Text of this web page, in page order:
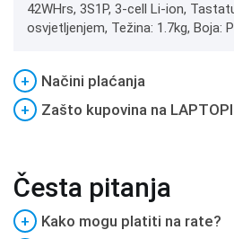
42WHrs, 3S1P, 3-cell Li-ion,
osvjetljenjem, Težina: 1.7kg, Boja:
+
Načini plaćanja
+
Zašto kupovina na
Česta pitanja
+
Kako mogu platiti na rate?